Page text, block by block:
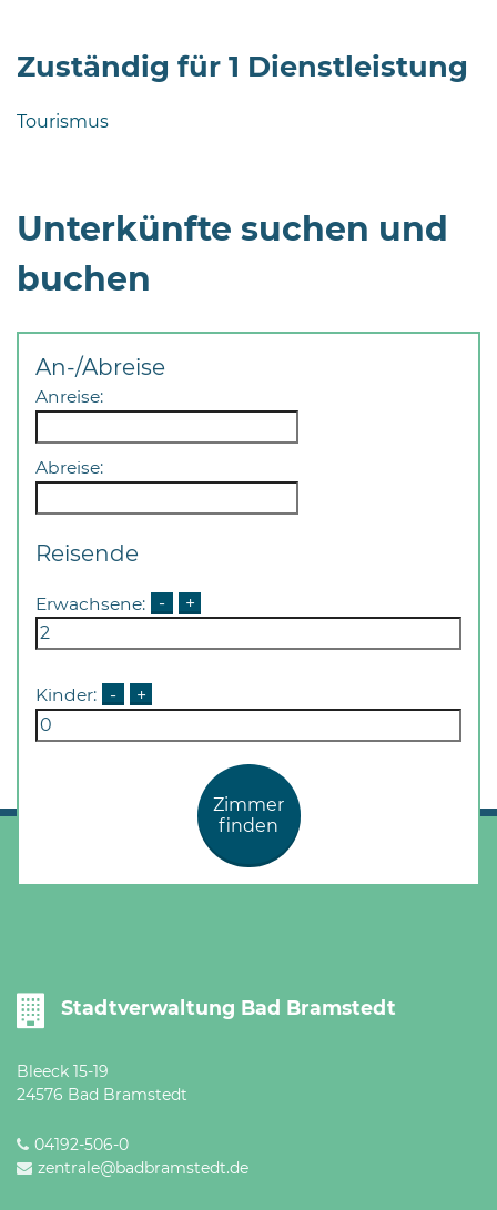
und
sowie
außerhalb
der
Öffnungszeiten
Zuständig für 1 Dienstleistung
Tourismus
Unterkünfte suchen und
buchen
An-/Abreise
Anreise:
Abreise:
Reisende
Erwachsene: - +
Kinder: - +
Zimmer
finden
Stadtverwaltung Bad Bramstedt
Bleeck 15-19
24576 Bad Bramstedt
04192-506-0
zentrale@badbramstedt.de